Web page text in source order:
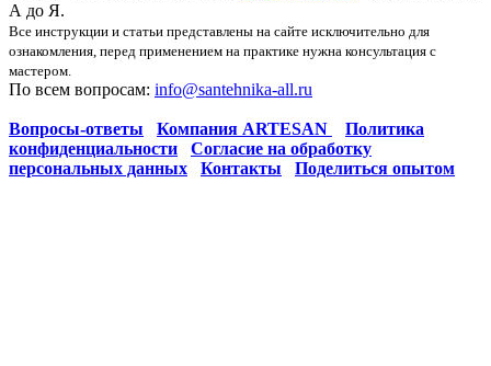
А до Я.
Все инструкции и статьи представлены на сайте исключительно для
ознакомления, перед применением на практике нужна консультация с
мастером.
По всем вопросам: info@santehnika-all.ru
Вопросы-ответы Компания ARTESAN
Политика
конфиденциальности
Согласие на обработку
персональных данных
Контакты Поделиться опытом